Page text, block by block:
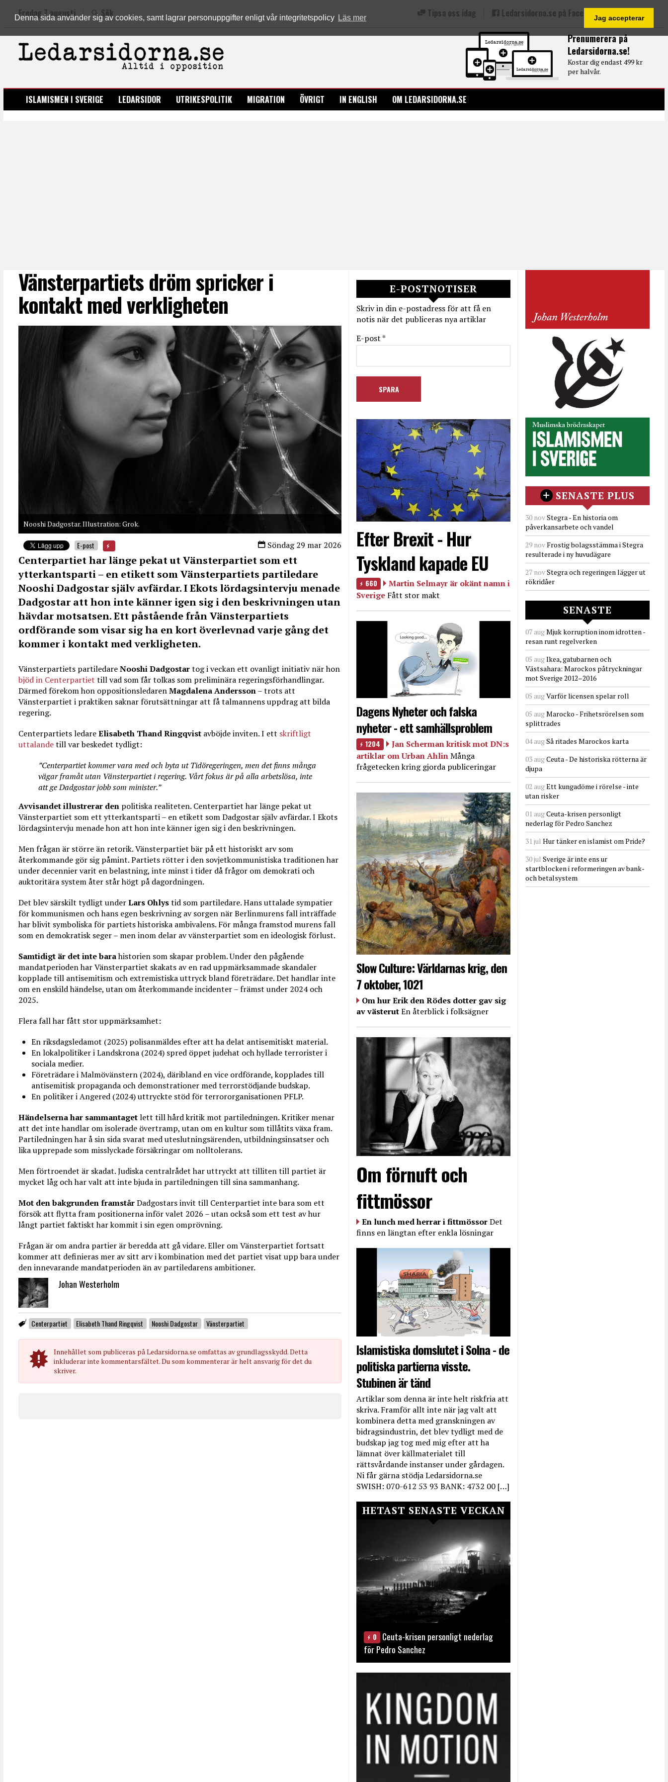
Denna sida använder sig av cookies, samt lagrar personuppgifter enligt vår integritetspolicy Läs mer Jag accepterar
Prenumerera på
Ledarsidorna.se!
Kostar dig endast 499 kr
per halvår.
Fredag 7 augusti Sök Tipsa oss idag Ledarsidorna.se på Facebook
LEDARSIDORNA.SE
ISLAMISMEN I SVERIGE LEDARSIDOR UTRIKESPOLITIK MIGRATION ÖVRIGT IN ENGLISH OM LEDARSIDORNA.SE
Vänsterpartiets dröm spricker i
kontakt med verkligheten
Nooshi Dadgostar. Illustration: Grok.
Söndag 29 mar 2026
E-post
Centerpartiet har länge pekat ut Vänsterpartiet som ett
ytterkantsparti – en etikett som Vänsterpartiets partiledare
Nooshi Dadgostar själv avfärdar. I Ekots lördagsintervju menade
Dadgostar att hon inte känner igen sig i den beskrivningen utan
hävdar motsatsen. Ett påstående från Vänsterpartiets
ordförande som visar sig ha en kort överlevnad varje gång det
kommer i kontakt med verkligheten.
Vänsterpartiets partiledareNooshi Dadgostartog i veckan ett ovanligt initiativ när hon
bjöd in Centerpartiet till vad som får tolkas som preliminära regeringsförhandlingar.
Därmed förekom hon oppositionsledarenMagdalena Andersson– trots att
Vänsterpartiet i praktiken saknar förutsättningar att få talmannens uppdrag att bilda
regering.
Centerpartiets ledareElisabeth Thand Ringqvist avböjde inviten. I ett skriftligt
uttalandetill var beskedet tydligt:
”Centerpartiet kommer vara med och byta ut Tidöregeringen, men det finns många
vägar framåt utan Vänsterpartiet i regering. Vårt fokus är på alla arbetslösa, inte
att ge Dadgostar jobb som minister.”
Avvisandet illustrerar den politiska realiteten. Centerpartiet har länge pekat ut
Vänsterpartiet som ett ytterkantsparti – en etikett som Dadgostar själv avfärdar. I Ekots
lördagsintervju menade hon att hon inte känner igen sig i den beskrivningen.
Men frågan är större än retorik. Vänsterpartiet bär på ett historiskt arv som
återkommande gör sig påmint. Partiets rötter i den sovjetkommunistiska traditionen har
under decennier varit en belastning, inte minst i tider då frågor om demokrati och
auktoritära system åter står högt på dagordningen.
Det blev särskilt tydligt underLars Ohlystid som partiledare. Hans uttalade sympatier
för kommunismen och hans egen beskrivning av sorgen när Berlinmurens fall inträffade
har blivit symboliska för partiets historiska ambivalens. För många framstod murens fall
som en demokratisk seger – men inom delar av vänsterpartiet som en ideologisk förlust.
Samtidigt är det inte barahistorien som skapar problem. Under den pågående
mandatperioden har Vänsterpartiet skakats av en rad uppmärksammade skandaler
kopplade till antisemitism och extremistiska uttryck bland företrädare. Det handlar inte
om en enskild händelse, utan om återkommande incidenter – främst under 2024 och
2025.
Flera fall har fått stor uppmärksamhet:
En riksdagsledamot (2025) polisanmäldes efter att ha delat antisemitiskt material.
En lokalpolitiker i Landskrona (2024) spred öppet judehat och hyllade terrorister i
sociala medier.
Företrädare i Malmövänstern (2024), däribland en vice ordförande, kopplades till
antisemitisk propaganda och demonstrationer med terrorstödjande budskap.
En politiker i Angered (2024) uttryckte stöd för terrororganisationen PFLP.
Händelserna har sammantagetlett till hård kritik mot partiledningen. Kritiker menar
att det inte handlar om isolerade övertramp, utan om en kultur som tillåtits växa fram.
Partiledningen har å sin sida svarat med uteslutningsärenden, utbildningsinsatser och
lika upprepade som misslyckade försäkringar om nolltolerans.
Men förtroendet är skadat. Judiska centralrådet har uttryckt att tilliten till partiet är
mycket låg och har valt att inte bjuda in partiledningen till sina sammanhang.
Mot den bakgrunden framstårDadgostars invit till Centerpartiet inte bara som ett
försök att flytta fram positionerna inför valet 2026 – utan också som ett test av hur
långt partiet faktiskt har kommit i sin egen omprövning.
Frågan är om andra partier är beredda att gå vidare. Eller om Vänsterpartiet fortsatt
kommer att definieras mer av sitt arv i kombination med det partiet visat upp bara under
den innevarande mandatperioden än av partiledarens ambitioner.
Johan Westerholm
Centerpartiet Elisabeth Thand Ringqvist Nooshi Dadgostar Vänsterpartiet
Innehållet som publiceras på Ledarsidorna.se omfattas av grundlagsskydd. Detta
inkluderar inte kommentarsfältet. Du som kommenterar är helt ansvarig för det du
skriver.
E-POSTNOTISER
Skriv in din e-postadress för att få en
notis när det publiceras nya artiklar
E-post *
Efter Brexit - Hur
Tyskland kapade EU
660
Martin Selmayr är okänt namn i
Sverige Fått stor makt
Dagens Nyheter och falska
nyheter - ett samhällsproblem
1204
Jan Scherman kritisk mot DN:s
artiklar om Urban AhlinMånga
frågetecken kring gjorda publiceringar
Slow Culture: Världarnas krig, den
7 oktober, 1021
Om hur Erik den Rödes dotter gav sig
av västerutEn återblick i folksägner
Om förnuft och
fittmössor
En lunch med herrar i fittmössorDet
finns en längtan efter enkla lösningar
Islamistiska domslutet i Solna - de
politiska partierna visste.
Stubinen är tänd
Artiklar som denna är inte helt riskfria att
skriva. Framför allt inte när jag valt att
kombinera detta med granskningen av
bidragsindustrin, det blev tydligt med de
budskap jag tog med mig efter att ha
lämnat över källmaterialet till
rättsvårdande instanser under gårdagen.
Ni får gärna stödja Ledarsidorna.se
SWISH: 070-612 53 93 BANK: 4732 00 […]
HETAST SENASTE VECKAN
0
Ceuta-krisen personligt nederlag
för Pedro Sanchez
SENASTE PLUS
30 novStegra - En historia om
påverkansarbete och vandel
29 novFrostig bolagsstämma i Stegra
resulterade i ny huvudägare
27 novStegra och regeringen lägger ut
rökridåer
SENASTE
07 augMjuk korruption inom idrotten -
resan runt regelverken
05 augIkea, gatubarnen och
Västsahara: Marockos påtryckningar
mot Sverige 2012–2016
05 augVarför licensen spelar roll
05 augMarocko - Frihetsrörelsen som
splittrades
04 augSå ritades Marockos karta
03 augCeuta - De historiska rötterna är
djupa
02 augEtt kungadöme i rörelse - inte
utan risker
01 augCeuta-krisen personligt
nederlag för Pedro Sanchez
31 jul Hur tänker en islamist om Pride?
30 jul Sverige är inte ens ur
startblocken i reformeringen av bank-
och betalsystem